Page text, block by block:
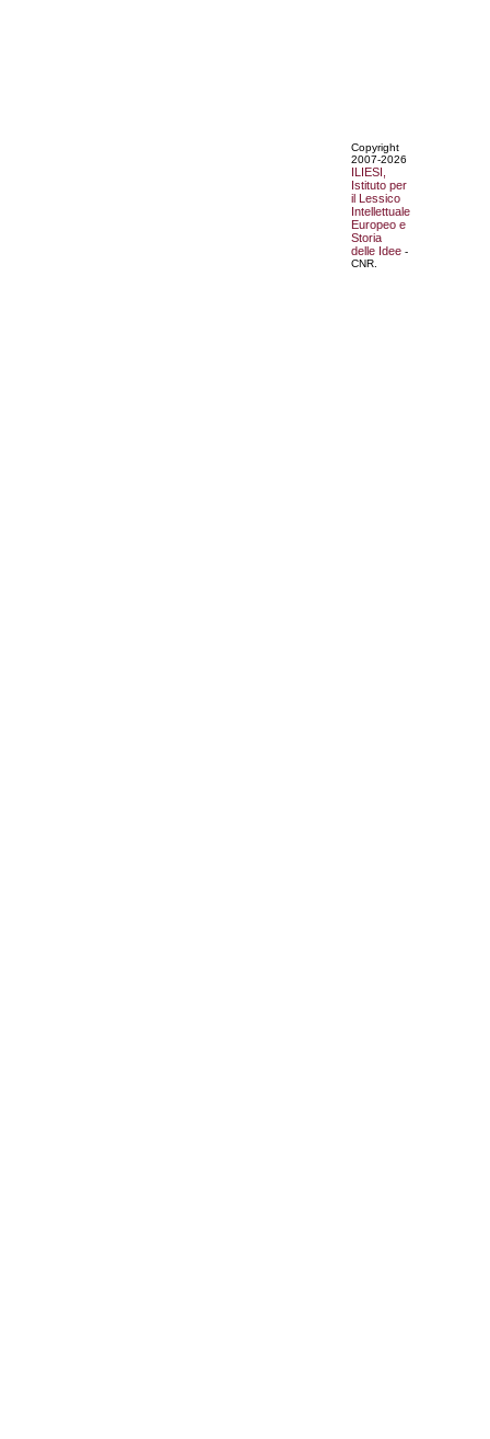
Copyright
2007-2026
ILIESI,
Istituto per
il Lessico
Intellettuale
Europeo e
Storia
delle Idee -
CNR.